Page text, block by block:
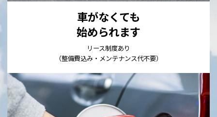
車がなくても
始められます
リース制度あり
（整備費込み・メンテナンス代不要）